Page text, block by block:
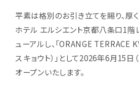
平素は格別のお引き立てを賜り、厚
ホテル エルシエント京都八条口1階
ューアルし、「ORANGE TERRACE
ス キョウト）」として2026年6月15日
オープンいたします。